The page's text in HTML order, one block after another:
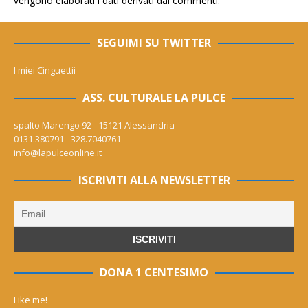
SEGUIMI SU TWITTER
I miei Cinguettii
ASS. CULTURALE LA PULCE
spalto Marengo 92 - 15121 Alessandria
0131.380791 - 328.7040761
info@lapulceonline.it
ISCRIVITI ALLA NEWSLETTER
DONA 1 CENTESIMO
Like me!